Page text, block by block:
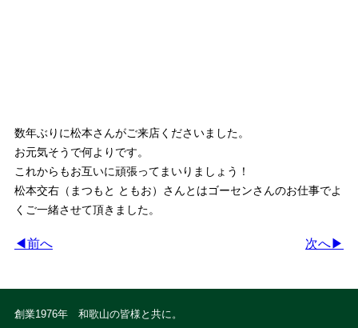
数年ぶりに松本さんがご来店くださいました。
お元気そうで何よりです。
これからもお互いに頑張ってまいりましょう！
松本交右（まつもと ともお）さんとはゴーセンさんのお仕事でよ
くご一緒させて頂きました。
◀前へ 次へ▶
創業1976年 和歌山の皆様と共に。